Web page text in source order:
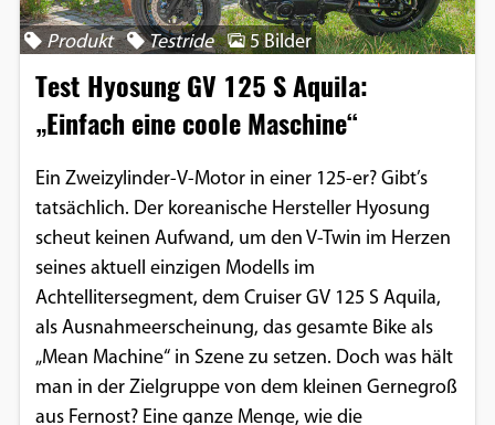
Produkt Testride 5 Bilder
Test Hyosung GV 125 S Aquila:
„Einfach eine coole Maschine“
Ein Zweizylinder-V-Motor in einer 125-er? Gibt’s
tatsächlich. Der koreanische Hersteller Hyosung
scheut keinen Aufwand, um den V-Twin im Herzen
seines aktuell einzigen Modells im
Achtellitersegment, dem Cruiser GV 125 S Aquila,
als Ausnahmeerscheinung, das gesamte Bike als
„Mean Machine“ in Szene zu setzen. Doch was hält
man in der Zielgruppe von dem kleinen Gernegroß
aus Fernost? Eine ganze Menge, wie die